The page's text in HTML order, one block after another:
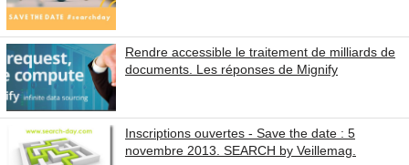
Rendre accessible le traitement de milliards de
documents. Les réponses de Mignify
Inscriptions ouvertes - Save the date : 5
novembre 2013. SEARCH by Veillemag.